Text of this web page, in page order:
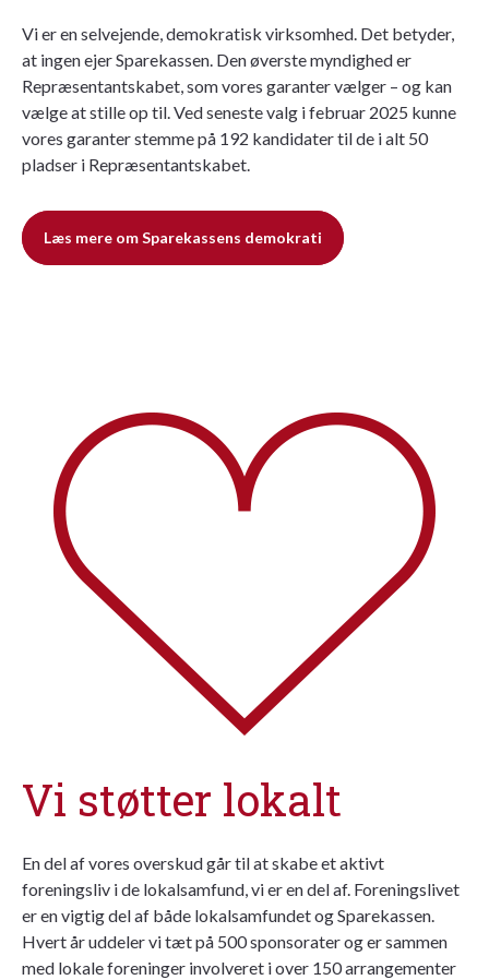
Vi er en selvejende, demokratisk virksomhed. Det betyder,
at ingen ejer Sparekassen. Den øverste myndighed er
Repræsentantskabet, som vores garanter vælger – og kan
vælge at stille op til. Ved seneste valg i februar 2025 kunne
vores garanter stemme på 192 kandidater til de i alt 50
pladser i Repræsentantskabet.
Læs mere om Sparekassens demokrati
Vi støtter lokalt
En del af vores overskud går til at skabe et aktivt
foreningsliv i de lokalsamfund, vi er en del af. Foreningslivet
er en vigtig del af både lokalsamfundet og Sparekassen.
Hvert år uddeler vi tæt på 500 sponsorater og er sammen
med lokale foreninger involveret i over 150 arrangementer